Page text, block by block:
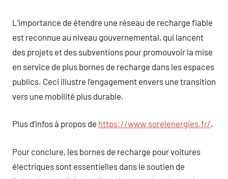
L’importance de étendre une réseau de recharge fiable
est reconnue au niveau gouvernemental, qui lancent
des projets et des subventions pour promouvoir la mise
en service de plus bornes de recharge dans les espaces
publics. Ceci illustre l’engagement envers une transition
vers une mobilité plus durable.
Plus d’infos à propos de https://www.sorelenergies.fr/.
Pour conclure, les bornes de recharge pour voitures
électriques sont essentielles dans le soutien de